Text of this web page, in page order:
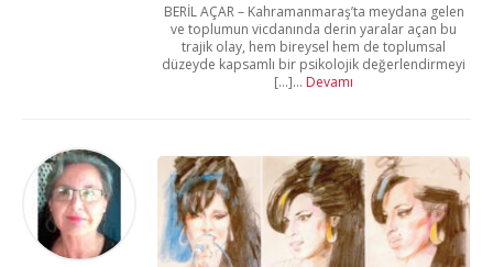
BERİL AÇAR – Kahramanmaraş’ta meydana gelen
ve toplumun vicdanında derin yaralar açan bu
trajik olay, hem bireysel hem de toplumsal
düzeyde kapsamlı bir psikolojik değerlendirmeyi
[...]... Devamı